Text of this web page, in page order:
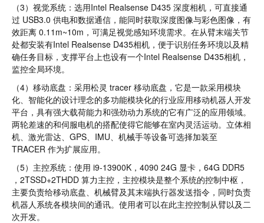
（3）视觉系统：选用Intel Realsense D435 深度相机，可直接通
过 USB3.0 供电和数据通信，能同时获取深度图像与彩色图像，有
效距离 0.11m~10m，可满足视觉感知环境需求。在从臂末端关节
处都安装有Intel Realsense D435相机，便于识别任务环境以及精
确任务目标，支撑平台上也设有一个Intel Realsense D435相机，
监控全局环境。
（4）移动底盘：采用松灵 tracer 移动底盘，它是⼀款采用模块
化、智能化的设计理念的多功能模块化的行业应用移动机器⼈开发
平台，具有强大载荷能力和强劲动力系统的它有广泛的应用领域。
两轮差速的和伺服电机的搭配使得它能够在室内灵活运动。立体相
机、激光雷达、GPS、IMU、机械手等设备可选择加装至
TRACER 作为扩展应用。
（5）主控系统：使用 i9-13900K，4090 24G 显卡，64G DDR5
，2TSSD+2THDD 算力主控，主控模块是整个系统的控制中枢，
主要负责给移动底盘、机械臂及其末端执行器发送指令，同时负责
机器人系统各模块间的通讯。使用者可以在此主控控制从臂以及二
次开发。